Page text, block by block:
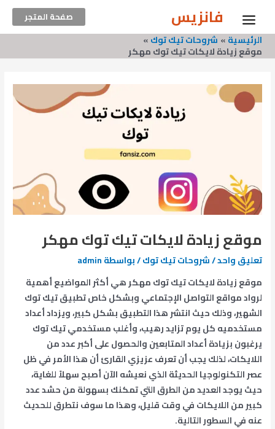
المحتوى
Main
Menu
فانزيس صفحة المتجر
الرئيسية شروحات تيك توك
موقع زيادة لايكات تيك توك مهكر
موقع زيادة لايكات تيك توك مهكر
تعليق واحد/شروحات تيك توك/ بواسطةadmin
موقع زيادة لايكات تيك توك مهكر هي أكثر المواضيع أهمية
لرواد مواقع التواصل الإجتماعي وبشكل خاص تطبيق تيك توك
الشهير، وذلك حيث انتشر هذا التطبيق بشكل كبير، ويزداد أعداد
مستخدميه كل يوم تزايد رهيب، وأغلب مستخدمي تيك توك
يرغبون بزيادة أعداد المتابعين والحصول على أكبر عدد من
اللايكات، لذلك يجب أن تعرف عزيزي القارئ أن هذا الأمر في ظل
عصر التكنولوجيا الحديثة الذي نعيشه الآن أصبح سهلاً للغاية،
حيث يوجد العديد من الطرق التي تمكنك بسهولة من حشد عدد
كبير من اللايكات في وقت قليل، وهذا ما سوف نتطرق للحديث
عنه في السطور التالية.
navigation